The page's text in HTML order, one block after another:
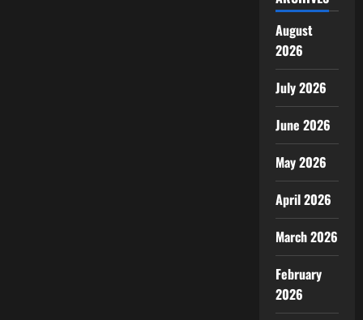
August
2026
July 2026
June 2026
May 2026
April 2026
March 2026
February
2026